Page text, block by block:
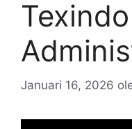
Januari 16, 2026